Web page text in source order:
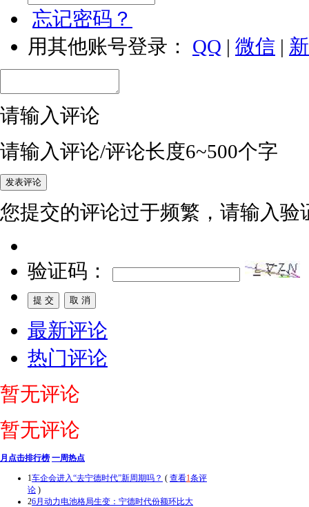
忘记密码？
用其他账号登录： QQ | 微信 |
请输入评论
请输入评论/评论长度6~500个字
您提交的评论过于频繁，请输入验
验证码：
最新评论
热门评论
暂无评论
暂无评论
月点击排行榜 一周热点
1车企会进入“去宁德时代”新周期吗？ ( 查看1条评
论 )
26月动力电池格局生变：宁德时代份额环比大